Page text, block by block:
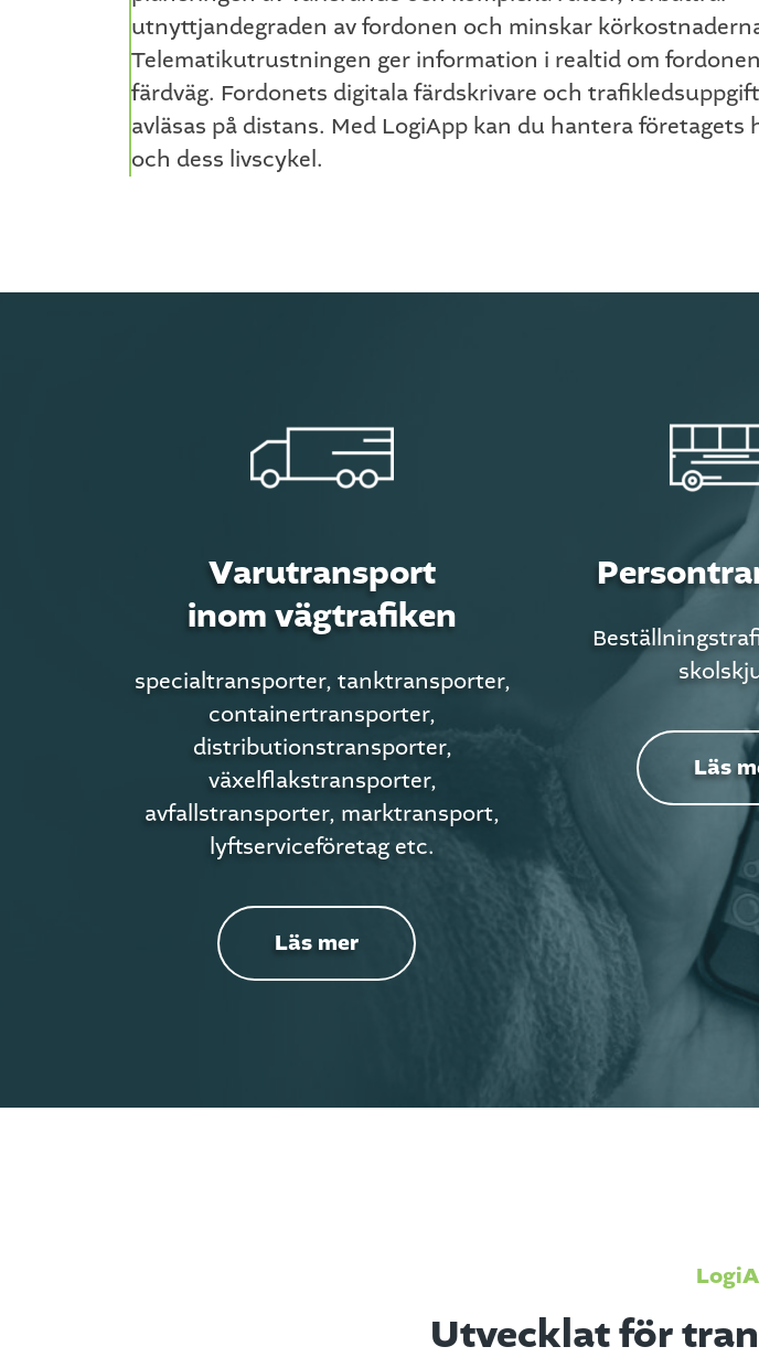
utnyttjandegraden av fordonen och minskar
Telematikutrustningen ger information i realtid om
färdväg. Fordonets digitala färdskrivare och
avläsas på distans. Med LogiApp kan du hantera företagets
och dess livscykel.
Varutransport
inom vägtrafiken
specialtransporter, tanktransporter,
containertransporter,
distributionstransporter,
växelflakstransporter,
avfallstransporter, marktransport,
lyftserviceföretag etc.
Läs mer
Läs
Utvecklat för